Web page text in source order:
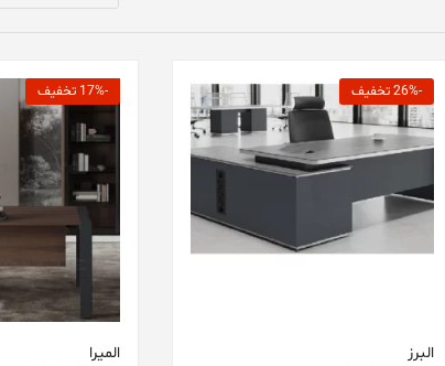
-26% تخفیف
البرز
-17% تخفیف
المیرا